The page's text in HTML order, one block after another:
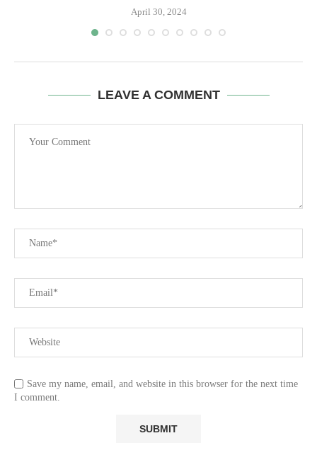
April 30, 2024
LEAVE A COMMENT
Save my name, email, and website in this browser for the next time
I comment.